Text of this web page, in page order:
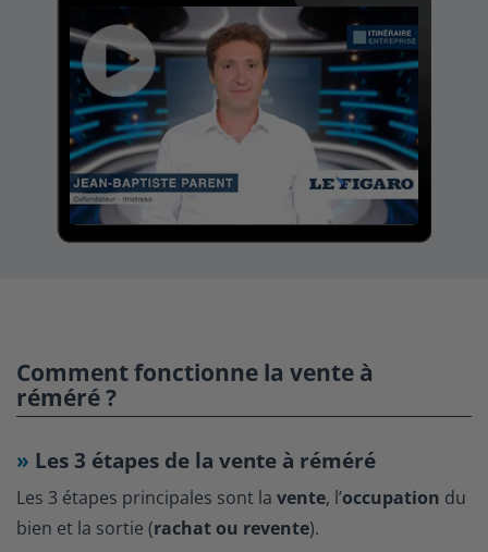
Comment fonctionne la vente à
réméré ?
Les 3 étapes de la vente à réméré
Les 3 étapes principales sont la vente, l’occupation du
bien et la sortie (rachat ou revente).